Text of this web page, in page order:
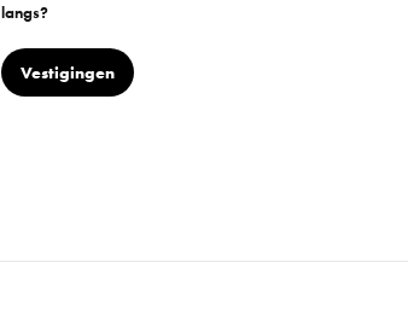
langs?
Vestigingen